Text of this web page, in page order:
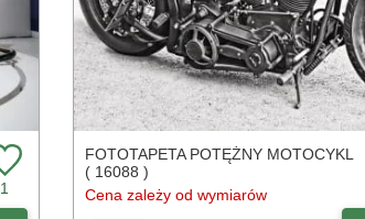
1
FOTOTAPETA POTĘŻNY MOTOCYKL
( 16088 )
Cena zależy od wymiarów